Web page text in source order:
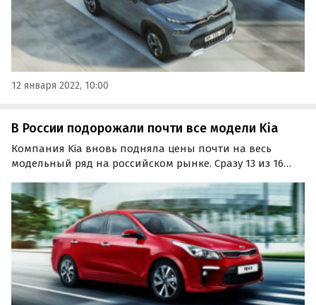
12 января 2022, 10:00
В России подорожали почти все модели Kia
Компания Kia вновь подняла цены почти на весь
модельный ряд на российском рынке. Сразу 13 из 16
этом издание «Автоновости дня» узнало в ходе
мониторинга прайс-листов корейского
автопроизводителя.